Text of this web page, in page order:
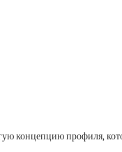
концепцию профиля,